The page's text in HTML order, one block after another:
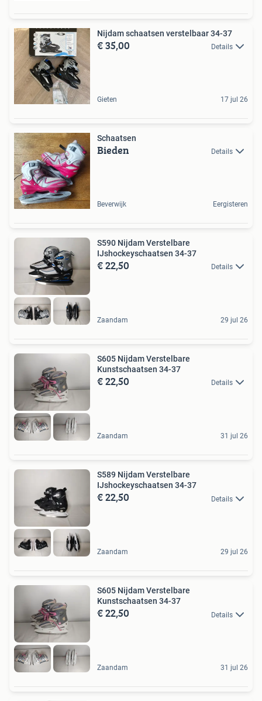
Nijdam schaatsen verstelbaar 34-37
€ 35,00 Details
Gieten 17 jul 26
Schaatsen
Bieden Details
Beverwijk Eergisteren
S590 Nijdam Verstelbare
IJshockeyschaatsen 34-37
€ 22,50 Details
Zaandam 29 jul 26
S605 Nijdam Verstelbare
Kunstschaatsen 34-37
€ 22,50 Details
Zaandam 31 jul 26
S589 Nijdam Verstelbare
IJshockeyschaatsen 34-37
€ 22,50 Details
Zaandam 29 jul 26
S605 Nijdam Verstelbare
Kunstschaatsen 34-37
€ 22,50 Details
Zaandam 31 jul 26